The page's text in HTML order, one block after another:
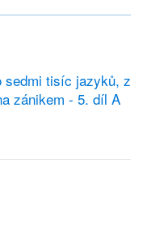
tisíc jazyků, z
zánikem - 5. díl A